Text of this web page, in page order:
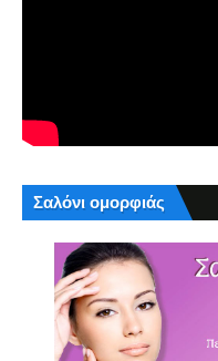
Σαλόνι ομορφιάς